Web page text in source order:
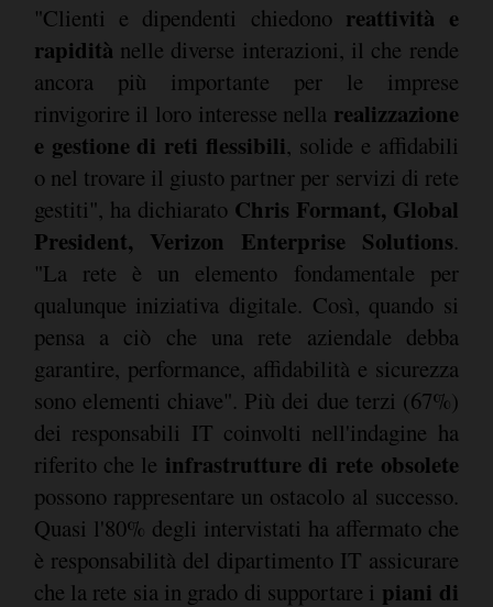
"Clienti e dipendenti chiedono reattività e
rapidità nelle diverse interazioni, il che rende
ancora più importante per le imprese
rinvigorire il loro interesse nella realizzazione
e gestione di reti flessibili, solide e affidabili
o nel trovare il giusto partner per servizi di rete
gestiti", ha dichiarato Chris Formant, Global
President, Verizon Enterprise Solutions.
"La rete è un elemento fondamentale per
qualunque iniziativa digitale. Così, quando si
pensa a ciò che una rete aziendale debba
garantire, performance, affidabilità e sicurezza
sono elementi chiave". Più dei due terzi (67%)
dei responsabili IT coinvolti nell'indagine ha
riferito che le infrastrutture di rete obsolete
possono rappresentare un ostacolo al successo.
Quasi l'80% degli intervistati ha affermato che
è responsabilità del dipartimento IT assicurare
che la rete sia in grado di supportare i piani di